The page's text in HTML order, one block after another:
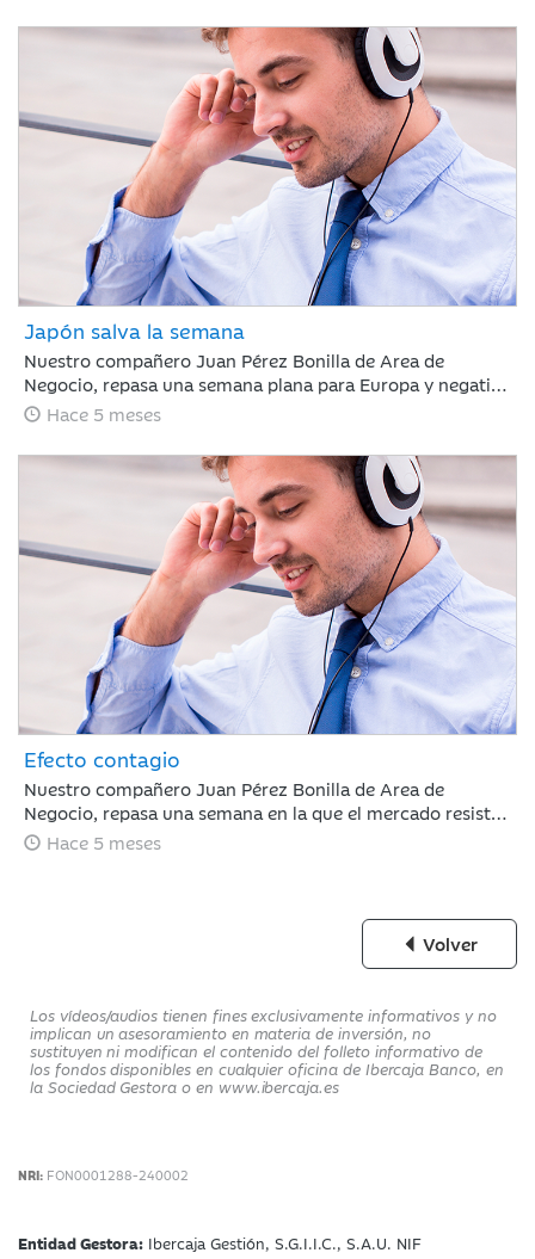
el foco en el software, y en comprar energía,
infraestructura o compañías industriales.
Japón salva la semana
Nuestro compañero Juan Pérez Bonilla de Area de
Negocio, repasa una semana plana para Europa y negativa
para Estados Unidos, en la que la renta variable japonesa
Hace 5 meses
Efecto contagio
Nuestro compañero Juan Pérez Bonilla de Area de
Negocio, repasa una semana en la que el mercado resiste
tras estar condicionado por el 'efecto contagio' entre el
Hace 5 meses
Volver
Los vídeos/audios tienen fines exclusivamente informativos y no
implican un asesoramiento en materia de inversión, no
sustituyen ni modifican el contenido del folleto informativo de
los fondos disponibles en cualquier oficina de Ibercaja Banco, en
la Sociedad Gestora o en www.ibercaja.es
NRI: FON0001288-240002
Entidad Gestora: Ibercaja Gestión, S.G.I.I.C., S.A.U. NIF